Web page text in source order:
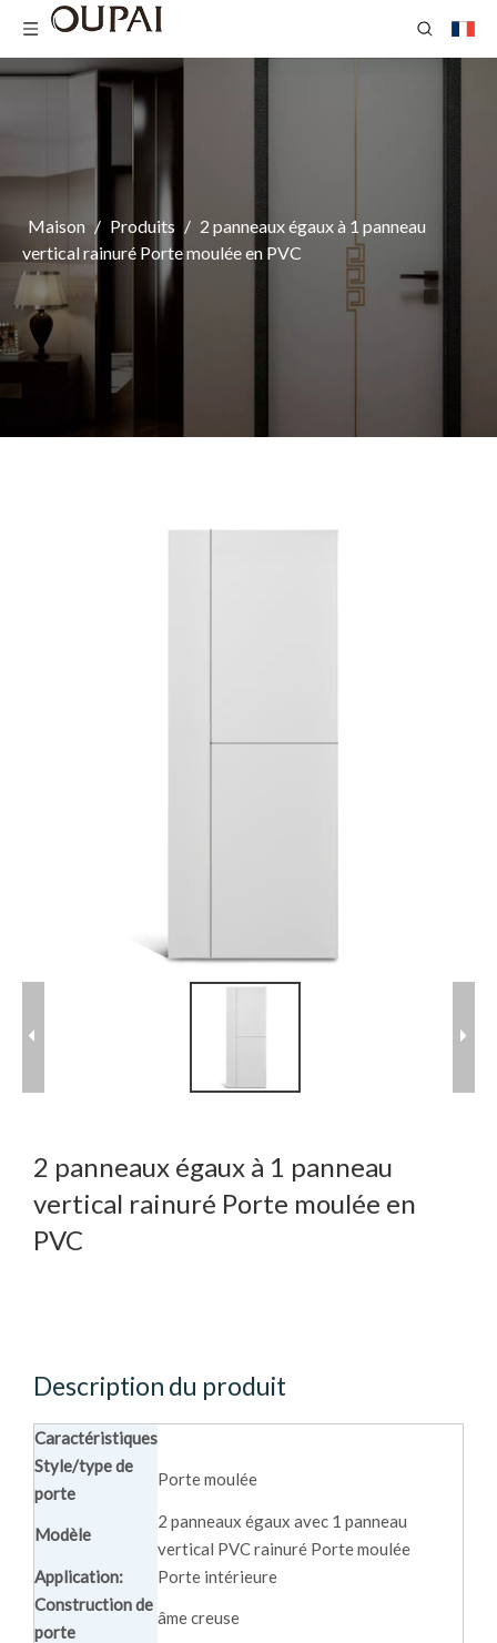
Maison / Produits / 2 panneaux égaux à 1 panneau
vertical rainuré Porte moulée en PVC
2 panneaux égaux à 1 panneau
vertical rainuré Porte moulée en
PVC
Description du produit
Caractéristiques
Style/type de
porte
Porte moulée
Modèle
2 panneaux égaux avec 1 panneau
vertical PVC rainuré Porte moulée
Application:
Porte intérieure
Construction de
porte
âme creuse